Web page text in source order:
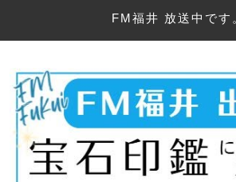
FM福井 放送中です